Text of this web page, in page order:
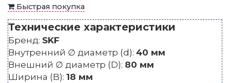
Быстрая покупка
Технические характеристики
Бренд: SKF
Внутренний ∅ диаметр (d): 40 мм
Внешний ∅ диаметр (D): 80 мм
Ширина (B): 18 мм